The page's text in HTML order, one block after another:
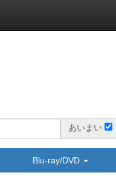
あいまい
Blu-ray/DVD